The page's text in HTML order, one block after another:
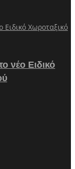
νέο Ειδικό